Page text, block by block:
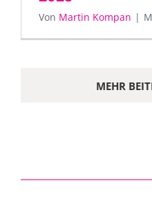
Von Martin Kompan |
MEHR